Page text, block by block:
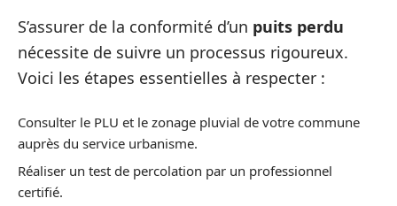
S’assurer de la conformité d’un puits perdu
nécessite de suivre un processus rigoureux.
Voici les étapes essentielles à respecter :
Consulter le PLU et le zonage pluvial de votre commune
auprès du service urbanisme.
Réaliser un test de percolation par un professionnel
certifié.